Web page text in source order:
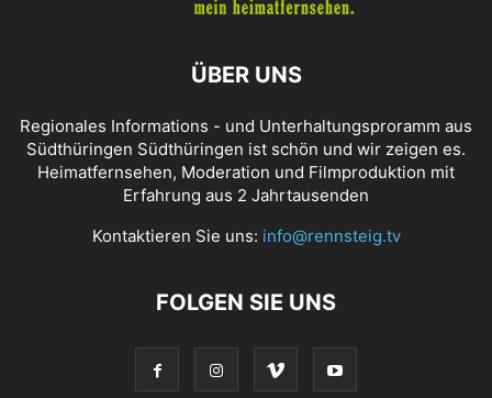
ÜBER UNS
Regionales Informations - und Unterhaltungsproramm aus
Südthüringen Südthüringen ist schön und wir zeigen es.
Heimatfernsehen, Moderation und Filmproduktion mit
Erfahrung aus 2 Jahrtausenden
Kontaktieren Sie uns: info@rennsteig.tv
FOLGEN SIE UNS